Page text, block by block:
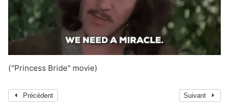
("Princess Bride" movie)
Précédent Suivant